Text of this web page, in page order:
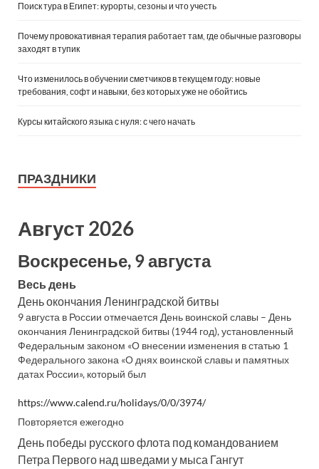
Поиск тура в Египет: курорты, сезоны и что учесть
Почему провокативная терапия работает там, где обычные разговоры
заходят в тупик
Что изменилось в обучении сметчиков в текущем году: новые
требования, софт и навыки, без которых уже не обойтись
Курсы китайского языка с нуля: с чего начать
ПРАЗДНИКИ
Август 2026
Воскресенье, 9 августа
Весь день
День окончания Ленинградской битвы
9 августа в России отмечается День воинской славы – День
окончания Ленинградской битвы (1944 год), установленный
Федеральным законом «О внесении изменения в статью 1
Федерального закона «О днях воинской славы и памятных
датах России», который был
https://www.calend.ru/holidays/0/0/3974/
Повторяется ежегодно
День победы русского флота под командованием
Петра Первого над шведами у мыса Гангут